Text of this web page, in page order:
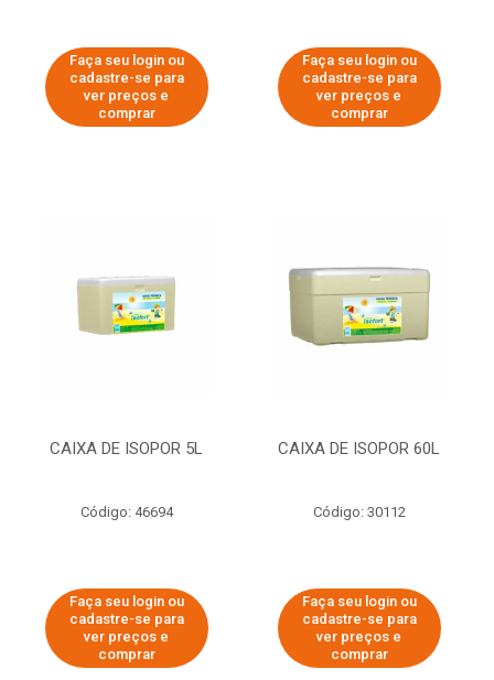
Faça seu login ou
cadastre-se para
ver preços e
comprar
Faça seu login ou
cadastre-se para
ver preços e
comprar
CAIXA DE ISOPOR 5L
Código: 46694
Faça seu login ou
cadastre-se para
ver preços e
comprar
CAIXA DE ISOPOR 60L
Código: 30112
Faça seu login ou
cadastre-se para
ver preços e
comprar